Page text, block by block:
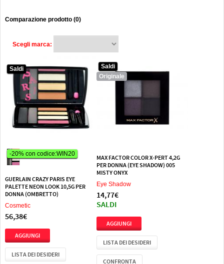
Comparazione prodotto (0)
Scegli marca:
-20% con codice:WIN20
Saldi
-20% con codice:WIN20
Saldi
GUERLAIN CRAZY PARIS EYE
PALETTE NEON LOOK 10,5G PER
DONNA (OMBRETTO)
Cosmetic
56,38€
LISTA DEI DESIDERI
Saldi
Originale
MAX FACTOR COLOR X-PERT 4,2G
PER DONNA (EYE SHADOW) 005
MISTY ONYX
Eye Shadow
14,77€
SALDI
LISTA DEI DESIDERI
CONFRONTA